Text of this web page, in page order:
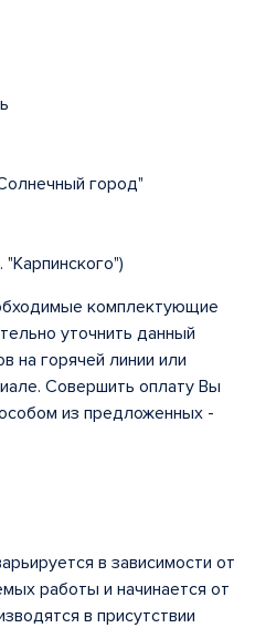
город"
комплектующие
уточнить данный
на горячей линии или
Совершить оплату Вы
из предложенных -
в зависимости от
работы и начинается от
в присутствии